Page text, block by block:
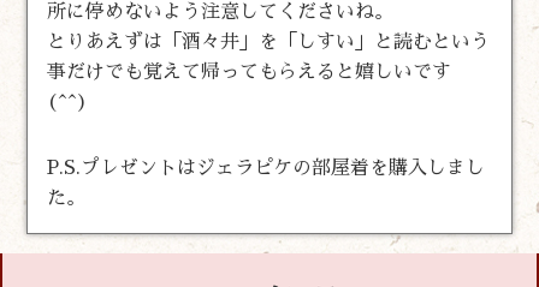
所に停めないよう注意してくださいね。
とりあえずは「酒々井」を「しすい」と読むという
事だけでも覚えて帰ってもらえると嬉しいです
(^^)
P.S.プレゼントはジェラピケの部屋着を購入しまし
た。